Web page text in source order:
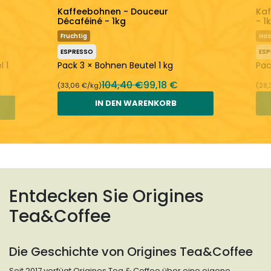
1
Kaffeebohnen - Douceur
Décaféiné - 1kg
Fruchtig
ESPRESSO
Pack 3 × Bohnen Beutel 1 kg
(33,06 €/kg)104,40 €99,18 €
IN DEN WARENKORB
-
Entdecken Sie Origines
Tea&Coffee
Die Geschichte von Origines Tea&Coffee